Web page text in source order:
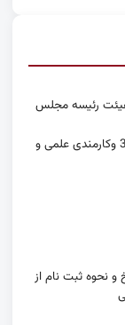
آگهی جذب و پذیرش طیف افسری ماده 33 وکارمندی علمی و
و نحوه ثبت نام از